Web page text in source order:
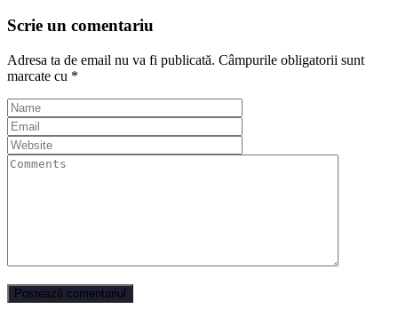
Scrie un comentariu
Adresa ta de email nu va fi publicată. Câmpurile obligatorii sunt
marcate cu *